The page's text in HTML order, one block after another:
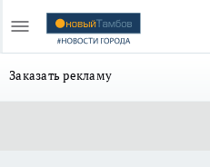
Заказать рекламу